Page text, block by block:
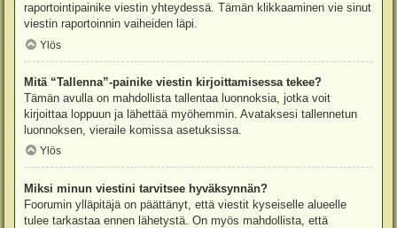
raportointipainike viestin yhteydessä. Tämän klikkaaminen vie sinut
viestin raportoinnin vaiheiden läpi.
Ylös
Mitä “Tallenna”-painike viestin kirjoittamisessa tekee?
Tämän avulla on mahdollista tallentaa luonnoksia, jotka voit
kirjoittaa loppuun ja lähettää myöhemmin. Avataksesi tallennetun
luonnoksen, vieraile komissa asetuksissa.
Ylös
Miksi minun viestini tarvitsee hyväksynnän?
Foorumin ylläpitäjä on päättänyt, että viestit kyseiselle alueelle
tulee tarkastaa ennen lähetystä. On myös mahdollista, että